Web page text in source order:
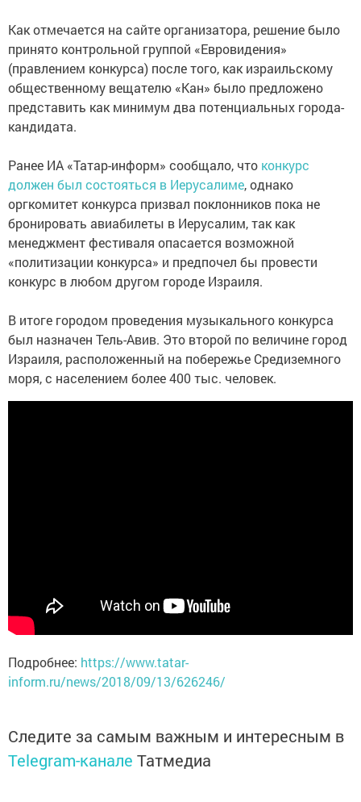
Как отмечается на сайте организатора, решение было
принято контрольной группой «Евровидения»
(правлением конкурса) после того, как израильскому
общественному вещателю «Кан» было предложено
представить как минимум два потенциальных города-
кандидата.
Ранее ИА «Татар-информ» сообщало, что конкурс
должен был состояться в Иерусалиме, однако
оргкомитет конкурса призвал поклонников пока не
бронировать авиабилеты в Иерусалим, так как
менеджмент фестиваля опасается возможной
«политизации конкурса» и предпочел бы провести
конкурс в любом другом городе Израиля.
В итоге городом проведения музыкального конкурса
был назначен Тель-Авив. Это второй по величине город
Израиля, расположенный на побережье Средиземного
моря, с населением более 400 тыс. человек.
Подробнее: https://www.tatar-
inform.ru/news/2018/09/13/626246/
Следите за самым важным и интересным в
Telegram-канале Татмедиа